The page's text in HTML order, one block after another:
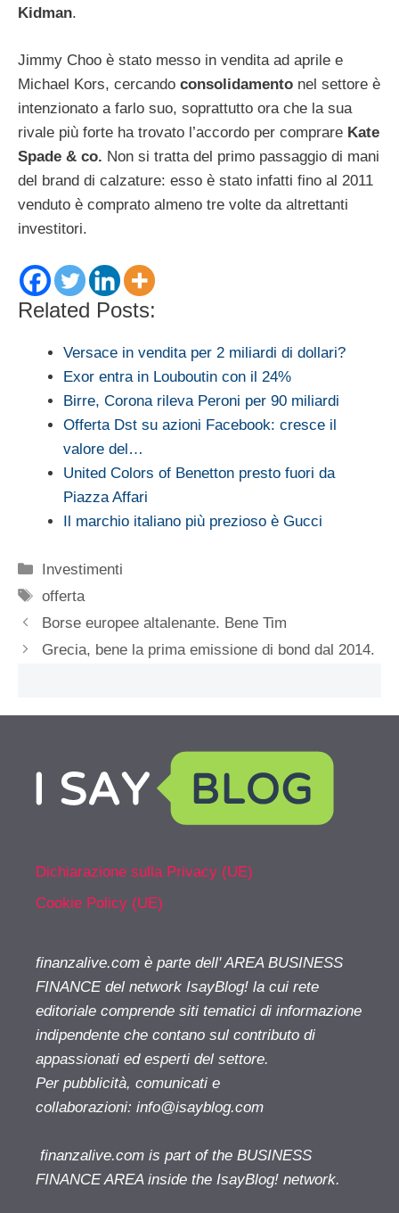
Kidman.
Jimmy Choo è stato messo in vendita ad aprile e
Michael Kors, cercando consolidamento nel settore è
intenzionato a farlo suo, soprattutto ora che la sua
rivale più forte ha trovato l’accordo per comprare Kate
Spade & co. Non si tratta del primo passaggio di mani
del brand di calzature: esso è stato infatti fino al 2011
venduto è comprato almeno tre volte da altrettanti
investitori.
Related Posts:
Versace in vendita per 2 miliardi di dollari?
Exor entra in Louboutin con il 24%
Birre, Corona rileva Peroni per 90 miliardi
Offerta Dst su azioni Facebook: cresce il
valore del…
United Colors of Benetton presto fuori da
Piazza Affari
Il marchio italiano più prezioso è Gucci
Categorie
Investimenti
Tag
offerta
Borse europee altalenante. Bene Tim
Grecia, bene la prima emissione di bond dal 2014.
Dichiarazione sulla Privacy (UE)
Cookie Policy (UE)
finanzalive.com è parte dell' AREA BUSINESS
FINANCE del network IsayBlog! la cui rete
editoriale comprende siti tematici di informazione
indipendente che contano sul contributo di
appassionati ed esperti del settore.
Per pubblicità, comunicati e
collaborazioni: info@isayblog.com
finanzalive.com is part of the BUSINESS
FINANCE AREA inside the IsayBlog! network.